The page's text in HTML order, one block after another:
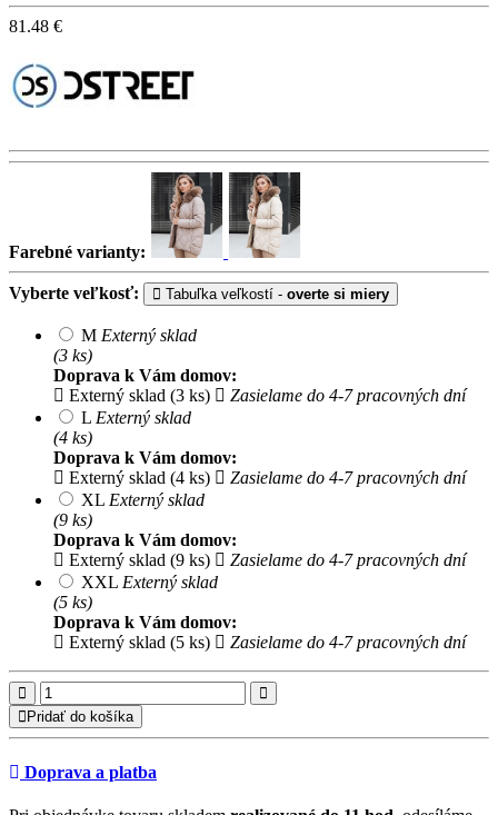
81.48 €
Farebné varianty:
Vyberte veľkosť: Tabuľka veľkostí - overte si miery
M Externý sklad
(3 ks)
Doprava k Vám domov:
Externý sklad (3 ks)
Zasielame do 4-7 pracovných dní
L Externý sklad
(4 ks)
Doprava k Vám domov:
Externý sklad (4 ks)
Zasielame do 4-7 pracovných dní
XL Externý sklad
(9 ks)
Doprava k Vám domov:
Externý sklad (9 ks)
Zasielame do 4-7 pracovných dní
XXL Externý sklad
(5 ks)
Doprava k Vám domov:
Externý sklad (5 ks)
Zasielame do 4-7 pracovných dní
Pridať do košíka
Doprava a platba